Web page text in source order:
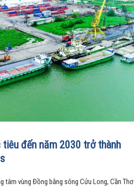
đến năm 2030 trở thành
tâm vùng Đồng bằng sông Cửu Long, Cần Thơ